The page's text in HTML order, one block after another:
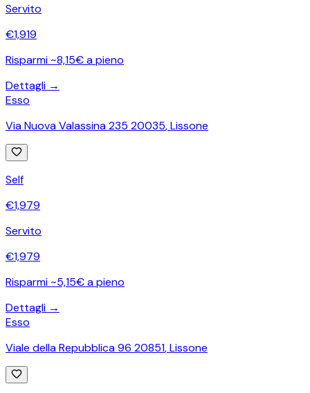
Servito
€1,919
Risparmi ~8,15€ a pieno
Dettagli →
Esso
Via Nuova Valassina 235 20035,Lissone
Self
€1,979
Servito
€1,979
Risparmi ~5,15€ a pieno
Dettagli →
Esso
Viale della Repubblica 96 20851,Lissone